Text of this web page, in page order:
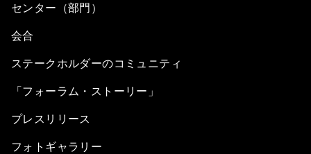
センター（部門）
会合
ステークホルダーのコミュニティ
「フォーラム・ストーリー」
プレスリリース
フォトギャラリー